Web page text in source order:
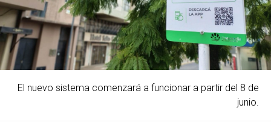
El nuevo sistema comenzará a funcionar a partir del 8 de
junio.